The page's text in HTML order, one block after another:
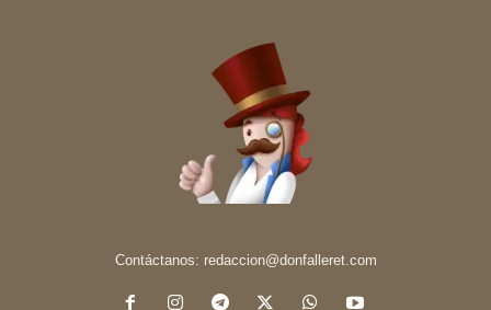
Contáctanos: redaccion@donfalleret.com